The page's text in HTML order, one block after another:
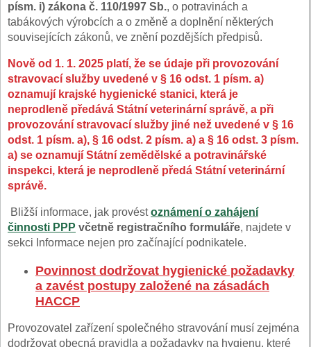
písm. i) zákona č. 110/1997 Sb., o potravinách a
tabákových výrobcích a o změně a doplnění některých
souvisejících zákonů, ve znění pozdějších předpisů.
Nově od 1. 1. 2025 platí, že se údaje při provozování
stravovací služby uvedené v § 16 odst. 1 písm. a)
oznamují krajské hygienické stanici, která je
neprodleně předává Státní veterinární správě, a při
provozování stravovací služby jiné než uvedené v § 16
odst. 1 písm. a), § 16 odst. 2 písm. a) a § 16 odst. 3 písm.
a) se oznamují Státní zemědělské a potravinářské
inspekci, která je neprodleně předá Státní veterinární
správě.
Bližší informace, jak provéstoznámení o zahájení
činnosti PPP včetně registračního formuláře, najdete v
sekci Informace nejen pro začínající podnikatele.
Povinnost dodržovat hygienické požadavky
a zavést postupy založené na zásadách
HACCP
Provozovatel zařízení společného stravování musí zejména
dodržovat obecná pravidla a požadavky na hygienu, které